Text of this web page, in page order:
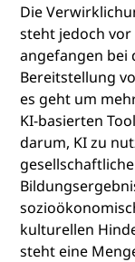
Die
steht jedoch
angefangen bei
Bereitstellung
es geht um
KI-basierten
darum, KI zu
kulturellen
steht eine